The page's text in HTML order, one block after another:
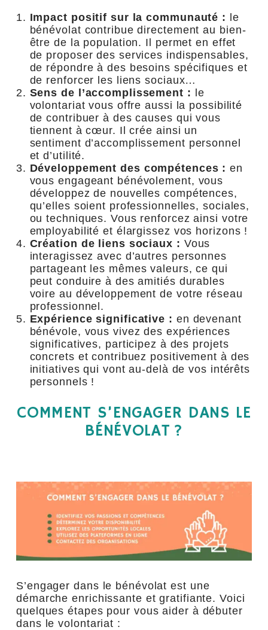
Impact positif sur la communauté : le
bénévolat contribue directement au bien-
être de la population. Il permet en effet
de proposer des services indispensables,
de répondre à des besoins spécifiques et
de renforcer les liens sociaux…
Sens de l’accomplissement : le
volontariat vous offre aussi la possibilité
de contribuer à des causes qui vous
tiennent à cœur. Il crée ainsi un
sentiment d’accomplissement personnel
et d’utilité.
Développement des compétences : en
vous engageant bénévolement, vous
développez de nouvelles compétences,
qu’elles soient professionnelles, sociales,
ou techniques. Vous renforcez ainsi votre
employabilité et élargissez vos horizons !
Création de liens sociaux : Vous
interagissez avec d’autres personnes
partageant les mêmes valeurs, ce qui
peut conduire à des amitiés durables
voire au développement de votre réseau
professionnel.
Expérience significative : en devenant
bénévole, vous vivez des expériences
significatives, participez à des projets
concrets et contribuez positivement à des
initiatives qui vont au-delà de vos intérêts
personnels !
COMMENT S’ENGAGER DANS LE
BÉNÉVOLAT ?
S’engager dans le bénévolat est une
démarche enrichissante et gratifiante. Voici
quelques étapes pour vous aider à débuter
dans le volontariat :